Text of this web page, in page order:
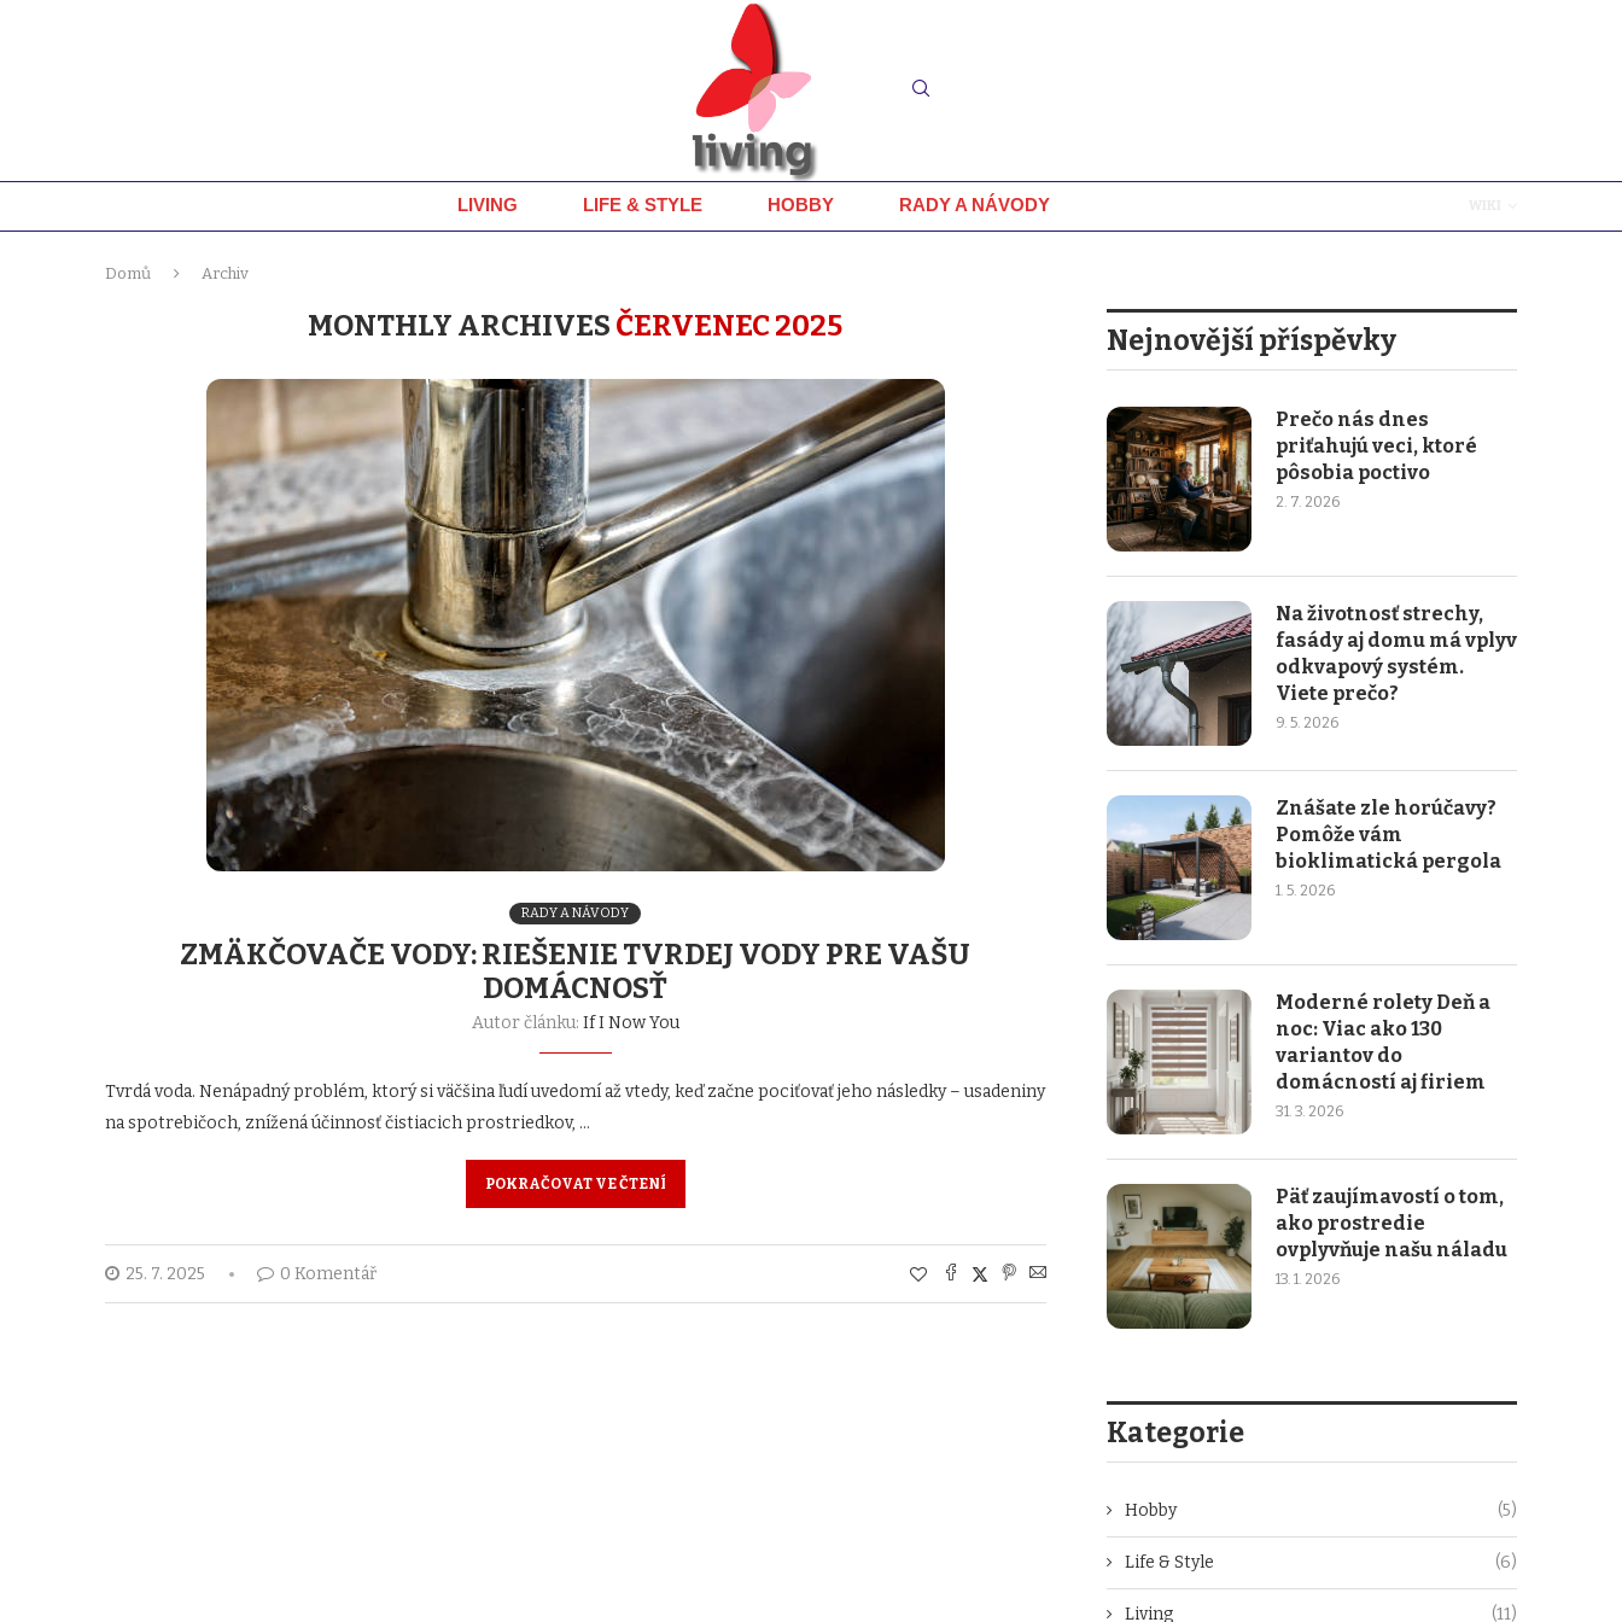
LIVING LIFE & STYLE HOBBY RADY A NÁVODY
Domů Archiv
MONTHLY ARCHIVES ČERVENEC 2025
RADY A NÁVODY
ZMÄKČOVAČE VODY: RIEŠENIE TVRDEJ VODY PRE VAŠU
DOMÁCNOSŤ
Autor článku: If I Now You
Tvrdá voda. Nenápadný problém, ktorý si väčšina ľudí uvedomí až vtedy, keď začne pociťovať jeho následky – usadeniny
na spotrebičoch, znížená účinnosť čistiacich prostriedkov, …
POKRAČOVAT VE ČTENÍ
25. 7. 2025 0 Komentář
Nejnovější příspěvky
Prečo nás dnes
priťahujú veci, ktoré
pôsobia poctivo
2. 7. 2026
Na životnosť strechy,
fasády aj domu má vplyv
odkvapový systém.
Viete prečo?
9. 5. 2026
Znášate zle horúčavy?
Pomôže vám
bioklimatická pergola
1. 5. 2026
Moderné rolety Deň a
noc: Viac ako 130
variantov do
domácností aj firiem
31. 3. 2026
Päť zaujímavostí o tom,
ako prostredie
ovplyvňuje našu náladu
13. 1. 2026
Kategorie
Hobby (5)
Life & Style (6)
Living (11)